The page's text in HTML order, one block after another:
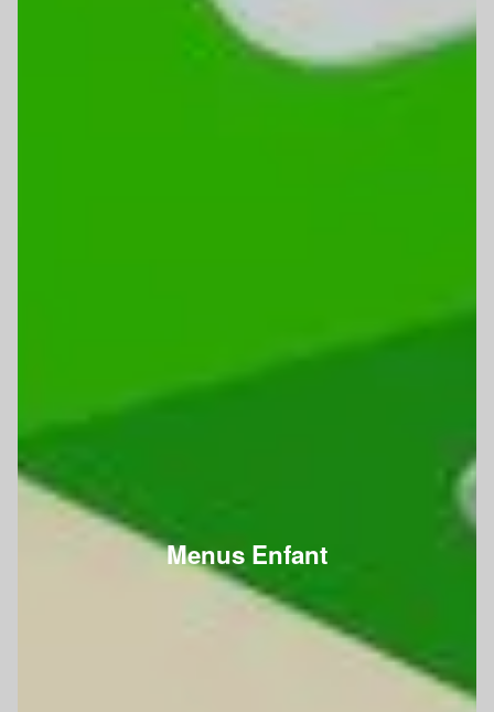
Menus Enfant